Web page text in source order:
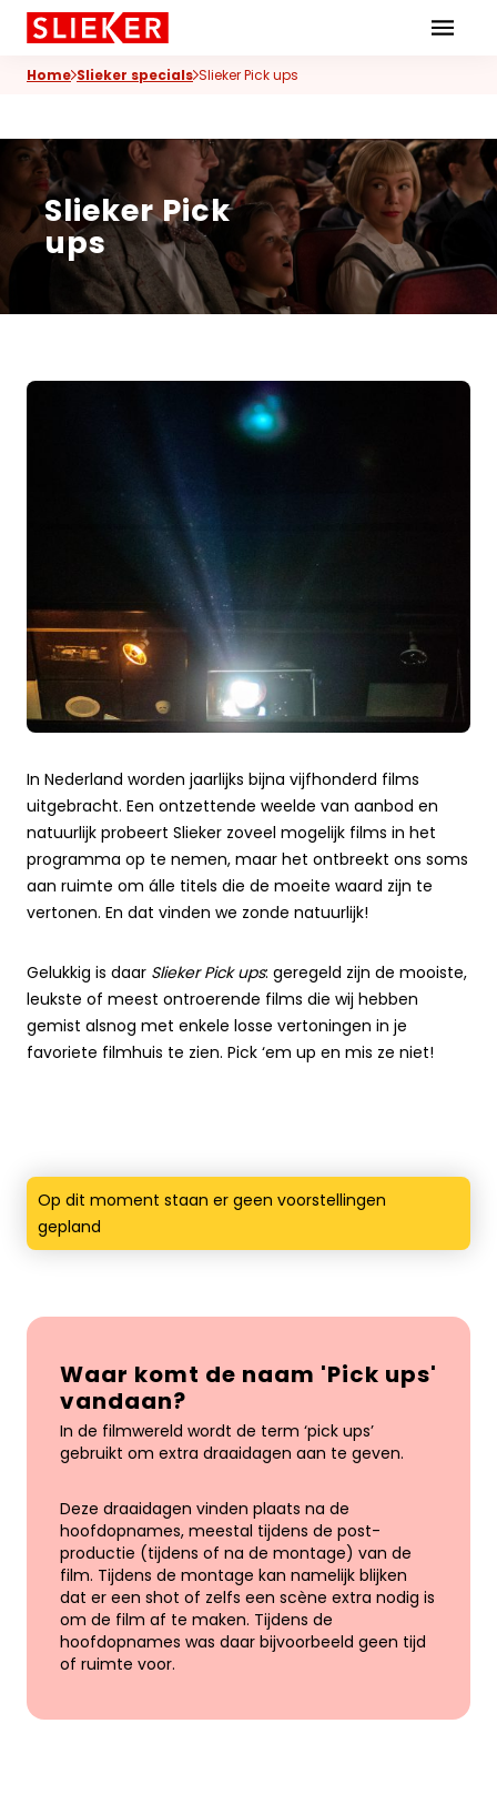
Skiplinks
Home Slieker specials Slieker Pick ups
Slieker Pick
ups
In Nederland worden jaarlijks bijna vijfhonderd films
uitgebracht. Een ontzettende weelde van aanbod en
natuurlijk probeert Slieker zoveel mogelijk films in het
programma op te nemen, maar het ontbreekt ons soms
aan ruimte om álle titels die de moeite waard zijn te
vertonen. En dat vinden we zonde natuurlijk!
Gelukkig is daar Slieker Pick ups: geregeld zijn de mooiste,
leukste of meest ontroerende films die wij hebben
gemist alsnog met enkele losse vertoningen in je
favoriete filmhuis te zien. Pick ‘em up en mis ze niet!
Op dit moment staan er geen voorstellingen
gepland
Waar komt de naam 'Pick ups'
vandaan?
In de filmwereld wordt de term ‘pick ups’
gebruikt om extra draaidagen aan te geven.
Deze draaidagen vinden plaats na de
hoofdopnames, meestal tijdens de post-
productie (tijdens of na de montage) van de
film. Tijdens de montage kan namelijk blijken
dat er een shot of zelfs een scène extra nodig is
om de film af te maken. Tijdens de
hoofdopnames was daar bijvoorbeeld geen tijd
of ruimte voor.